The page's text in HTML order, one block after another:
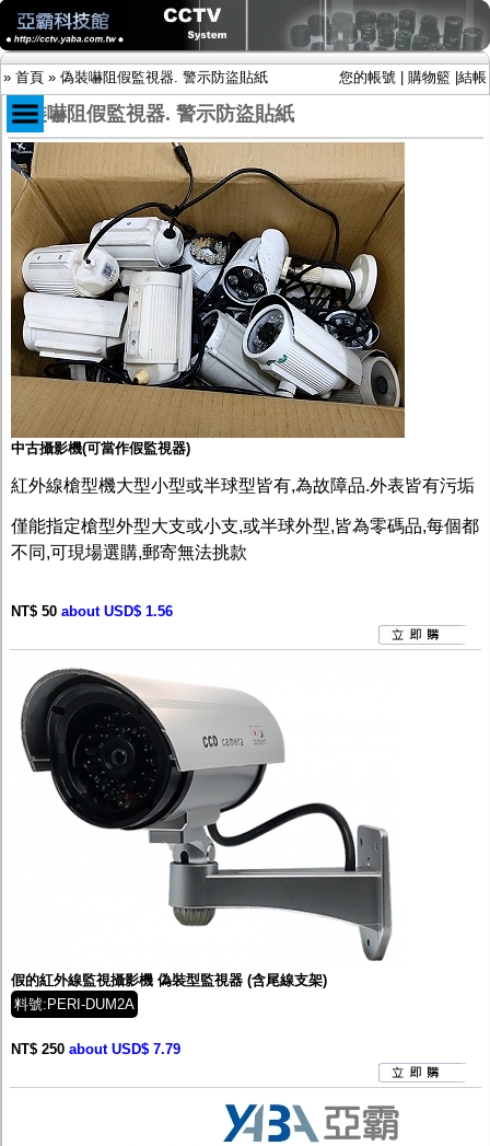
» 首頁 » 偽裝嚇阻假監視器. 警示防盜貼紙 您的帳號 購物籃 結帳
商品目錄
限時促銷特惠專案
IP網路攝影機及錄放影機
AHD DVR數位錄放影機
AHD半球型(適用屋內)
AHD中小型紅外線攝影機(適用騎樓、室內外)
AHD防護罩型攝影機(適用屋外，紅外線照射
距離遠）
AHD特殊功能型攝影機
旋轉型攝影機.旋轉台
傳統高解析攝影機
鏡頭
投光設備
防護罩及支架
多路攝影機單軸傳輸
監聽器.麥克風
網路設備
視訊轉換設備
雙絞線傳輸器
分配放大器
懶人線.同軸線.花線
線頭.插座.延長線.HDMI線
集線盒.防水盒.配線盒
變壓器.避雷器
轉接頭
偽裝嚇阻假監視器. 警示防盜貼紙
行車紀錄器.車用插座配件
電腦工業機殼
客訂商品
偽裝嚇阻假監視器. 警示防盜貼紙
中古攝影機(可當作假監視器)
紅外線槍型機大型小型或半球型皆有,為故障品.外表皆有污垢
僅能指定槍型外型大支或小支,或半球外型,皆為零碼品,每個都
不同,可現場選購,郵寄無法挑款
NT$ 50 about USD$ 1.56
假的紅外線監視攝影機 偽裝型監視器 (含尾線支架)
料號:PERI-DUM2A
NT$ 250 about USD$ 7.79